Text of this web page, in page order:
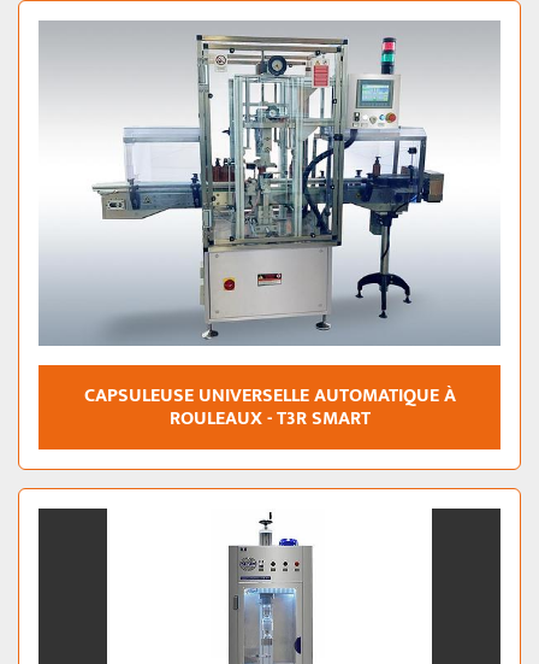
CAPSULEUSE UNIVERSELLE AUTOMATIQUE À
ROULEAUX - T3R SMART